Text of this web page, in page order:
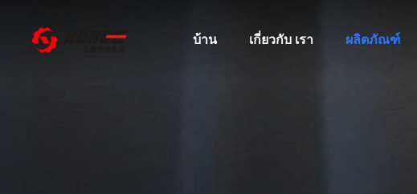
บ้าน เกี่ยวกับ เรา ผลิตภัณฑ์